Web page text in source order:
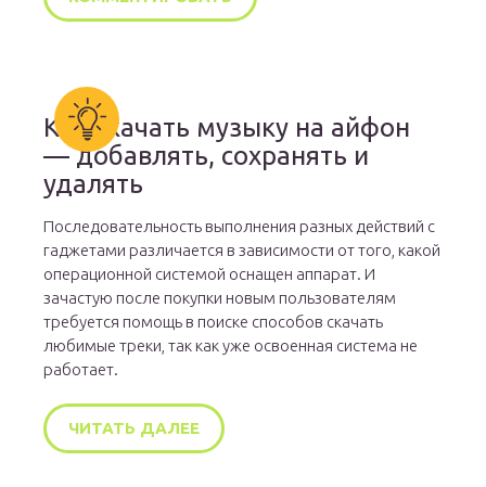
Как скачать музыку на айфон
— добавлять, сохранять и
удалять
Последовательность выполнения разных действий с
гаджетами различается в зависимости от того, какой
операционной системой оснащен аппарат. И
зачастую после покупки новым пользователям
требуется помощь в поиске способов скачать
любимые треки, так как уже освоенная система не
работает.
ЧИТАТЬ ДАЛЕЕ